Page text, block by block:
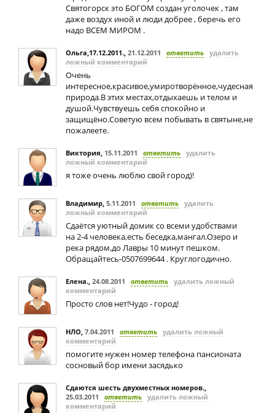
Святогорск это БОГОМ создан уголочек , там
даже воздух иной и люди добрее , беречь его
надо ВСЕМ МИРОМ .
Ольга,17.12.2011., 21.12.2011 ответить удалить
ложный комментарий
Очень
интересное,красивое,умиротворённое,чудесная
природа.В этих местах,отдыхаешь и телом и
душой.Чувствуешь себя спокойно и
защищёно.Советую всем побывать в святыне,не
пожалеете.
Виктория, 15.11.2011 ответить удалить
ложный комментарий
я тоже очень люблю свой город)!
Владимир, 5.11.2011 ответить удалить
ложный комментарий
Сдаётся уютный домик со всеми удобствами
на 2-4 человека,есть беседка,мангал.Озеро и
река рядом,до Лавры 10 минут пешком.
Обращайтесь-0507699644 . Круглогодично.
Елена., 24.08.2011 ответить удалить ложный
комментарий
Просто слов нет!Чудо - город!
НЛО, 7.04.2011 ответить удалить ложный
комментарий
помогите нужен номер телефона пансионата
сосновый бор имени засядько
Сдаются шесть двухместных номеров.,
25.03.2011
ответить удалить ложный
комментарий